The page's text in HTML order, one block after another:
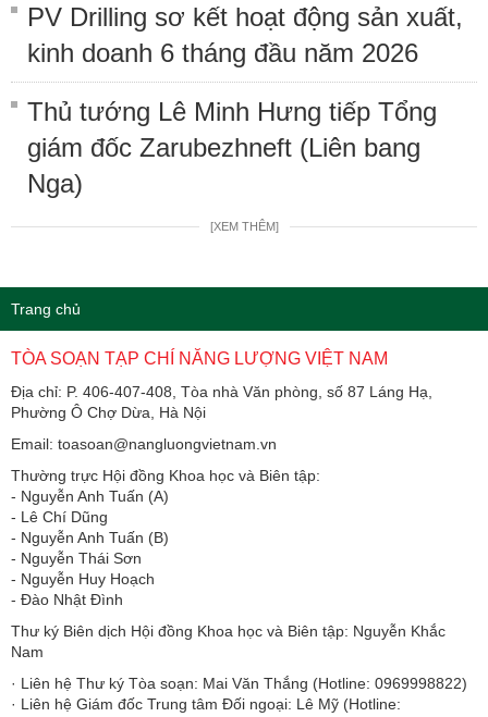
PV Drilling sơ kết hoạt động sản xuất,
kinh doanh 6 tháng đầu năm 2026
Thủ tướng Lê Minh Hưng tiếp Tổng
giám đốc Zarubezhneft (Liên bang
Nga)
[XEM THÊM]
Trang chủ
TÒA SOẠN TẠP CHÍ NĂNG LƯỢNG VIỆT NAM
Địa chỉ: P. 406-407-408, Tòa nhà Văn phòng, số 87 Láng Hạ,
Phường Ô Chợ Dừa, Hà Nội
Email: toasoan@nangluongvietnam.vn
Thường trực Hội đồng Khoa học và Biên tập:
​​​​​​- Nguyễn Anh Tuấn (A)
- Lê Chí Dũng
- Nguyễn Anh Tuấn (B)
- Nguyễn Thái Sơn
- Nguyễn Huy Hoạch
- Đào Nhật Đình
Thư ký Biên dịch Hội đồng Khoa học và Biên tập: Nguyễn Khắc
Nam
· Liên hệ Thư ký Tòa soạn: Mai Văn Thắng (Hotline: 0969998822)
· Liên hệ Giám đốc Trung tâm Đối ngoại: Lê Mỹ (Hotline: